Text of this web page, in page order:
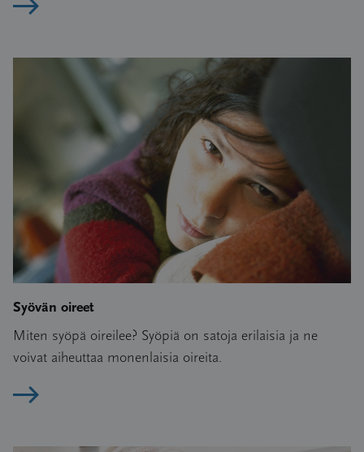
Lue artikkeli
Syövän oireet
Miten syöpä oireilee? Syöpiä on satoja erilaisia ja ne
voivat aiheuttaa monenlaisia oireita.
Lue artikkeli